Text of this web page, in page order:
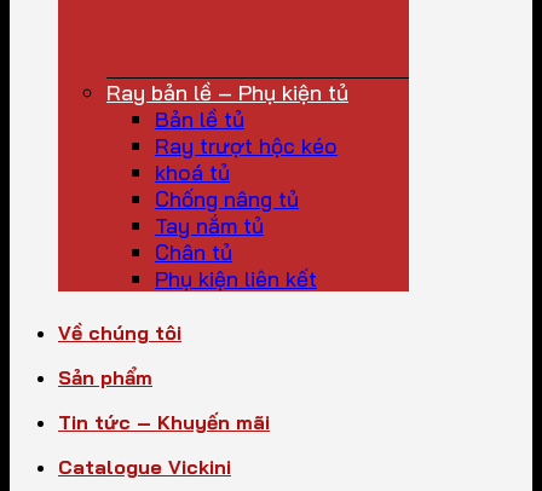
Ray bản lề – Phụ kiện tủ
Bản lề tủ
Ray trượt hộc kéo
khoá tủ
Chống nâng tủ
Tay nắm tủ
Chân tủ
Phụ kiện liên kết
Về chúng tôi
Sản phẩm
Tin tức – Khuyến mãi
Catalogue Vickini